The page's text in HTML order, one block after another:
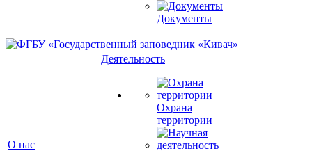
Документы
О нас
Деятельность
Охрана
территории